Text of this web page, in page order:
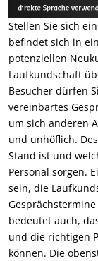
Stellen Sie sich
befindet sich in
potenziellen
Laufkundschaft
Besucher dürfen
vereinbartes
um sich anderen
und unhöflich.
Stand ist und
Personal sorgen.
sein, die
bedeutet auch,
und die richtigen
können. Die